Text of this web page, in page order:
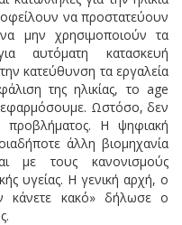
να προστατεύουν
μην χρησιμοποιούν τα
αυτόματη κατασκευή
κατεύθυνση τα εργαλεία
της ηλικίας, το age
εφαρμόσουμε. Ωστόσο, δεν
προβλήματος. Η ψηφιακή
άλλη βιομηχανία
με τους κανονισμούς
υγείας. Η γενική αρχή, ο
κάνετε κακό» δήλωσε ο